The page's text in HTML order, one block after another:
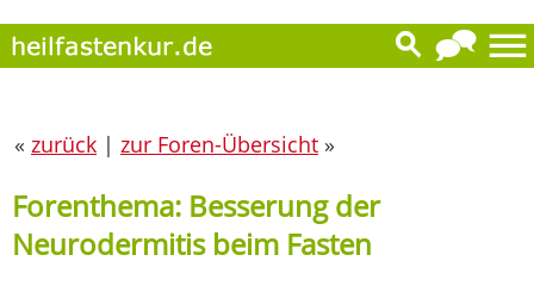
« zurück | zur Foren-Übersicht »
Forenthema: Besserung der
Neurodermitis beim Fasten